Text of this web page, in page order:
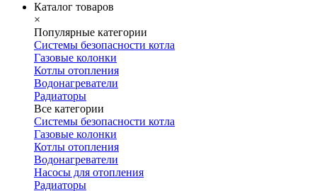
Каталог товаров
×
Популярные категории
Системы безопасности котла
Газовые колонки
Котлы отопления
Водонагреватели
Радиаторы
Все категории
Системы безопасности котла
Газовые колонки
Котлы отопления
Водонагреватели
Насосы для отопления
Радиаторы